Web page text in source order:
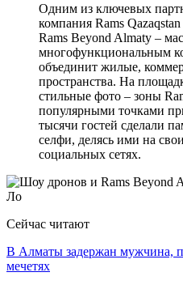
Одним из ключевых
компания Rams
Rams Beyond Almaty –
многофункциональным
объединит жилые,
пространства. На
стильные фото – зоны
популярными точками
тысячи гостей сделали
селфи, делясь ими на
социальных сетях.
Сейчас читают
В Алматы задержан мужчина,
мечетях